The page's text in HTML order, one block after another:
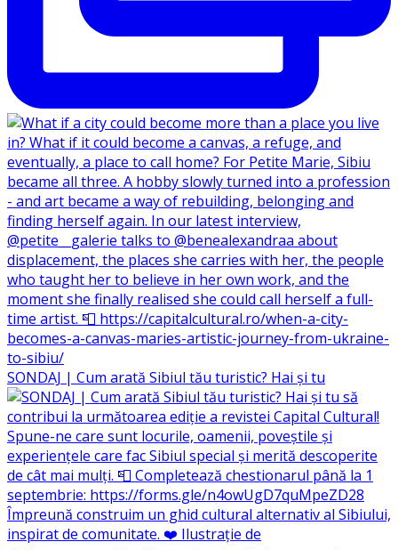
SONDAJ | Cum arată Sibiul tău turistic? Hai și tu